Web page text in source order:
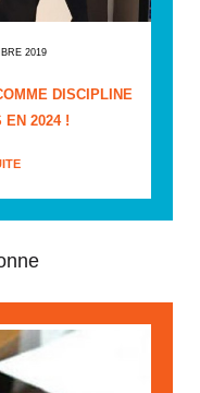
2019
DISCIPLINE
EN 2024 !